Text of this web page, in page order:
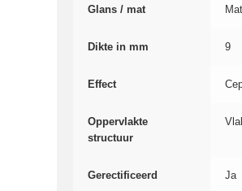
Glans / mat Mat
Dikte in mm 9
Effect
Oppervlakte
structuur
Gerectificeerd Ja